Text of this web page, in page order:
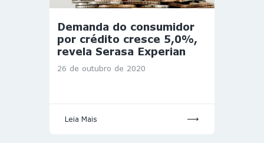
Demanda do consumidor
por crédito cresce 5,0%,
revela Serasa Experian
26 de outubro de 2020
Leia Mais